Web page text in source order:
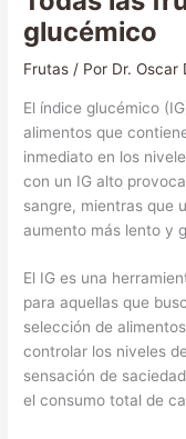
glucémico
Frutas / Por Dr. Oscar
El índice glucémico
alimentos que
inmediato en los
con un IG alto
sangre, mientras que
aumento más lento y
El IG es una
para aquellas que
selección de
controlar los niveles
sensación de
el consumo total de